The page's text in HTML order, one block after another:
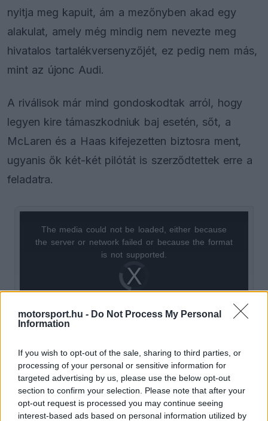
motorsport.hu - Do Not Process My Personal
Information
If you wish to opt-out of the sale, sharing to third parties, or
processing of your personal or sensitive information for
targeted advertising by us, please use the below opt-out
section to confirm your selection. Please note that after your
opt-out request is processed you may continue seeing
interest-based ads based on personal information utilized by
nyitja meg kapuit, ám a mezőnyben akad egy
alakulat, amely még mindig nem nevezte meg
hivatalos tartalékversenyzőjét, ez pedig nem más,
mint az újonc Audi.
A riválisok már mind gondoskodtak arról, hogy
legyen kire támaszkodniuk baj esetén, sőt, a
McLaren és a Haas kifejezetten biztosra ment,
ugyanis ők két-két pilótát is szerződtettek erre a
feladatra.
Video
Player
is
loading.
modal
window.
The media could not be loaded, either because
the server or network failed or because the format
is not supported.
A világbajnoki címvédő wokingiaknál a friss
Forma–2-es bajnok, Leonardo Fornaroli, valamint
az IndyCar-ban vitézkedő Pato O'Ward áll majd